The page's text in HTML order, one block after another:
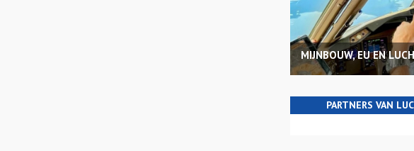
MIJNBOUW, EU EN
PARTNERS VAN